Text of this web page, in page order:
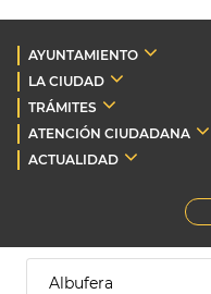
AYUNTAMIENTO
LA CIUDAD
TRÁMITES
ATENCIÓN CIUDADANA
ACTUALIDAD
Albufera